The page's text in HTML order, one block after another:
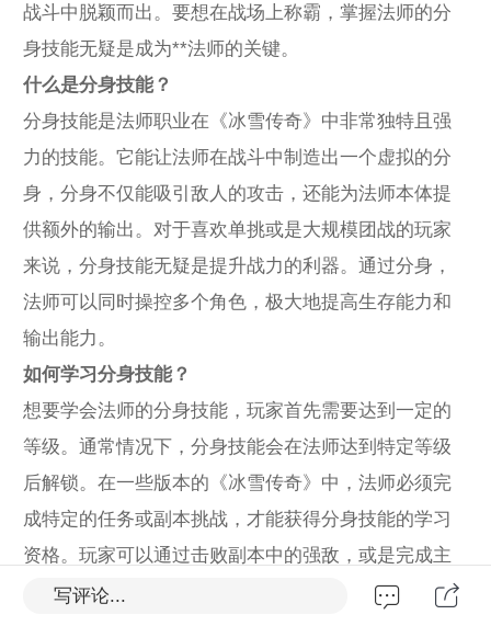
战斗中脱颖而出。要想在战场上称霸，掌握法师的分
身技能无疑是成为**法师的关键。
什么是分身技能？
分身技能是法师职业在《冰雪传奇》中非常独特且强
力的技能。它能让法师在战斗中制造出一个虚拟的分
身，分身不仅能吸引敌人的攻击，还能为法师本体提
供额外的输出。对于喜欢单挑或是大规模团战的玩家
来说，分身技能无疑是提升战力的利器。通过分身，
法师可以同时操控多个角色，极大地提高生存能力和
输出能力。
如何学习分身技能？
想要学会法师的分身技能，玩家首先需要达到一定的
等级。通常情况下，分身技能会在法师达到特定等级
后解锁。在一些版本的《冰雪传奇》中，法师必须完
成特定的任务或副本挑战，才能获得分身技能的学习
资格。玩家可以通过击败副本中的强敌，或是完成主
线任务中的某些特殊环节来获得技能书。
写评论...